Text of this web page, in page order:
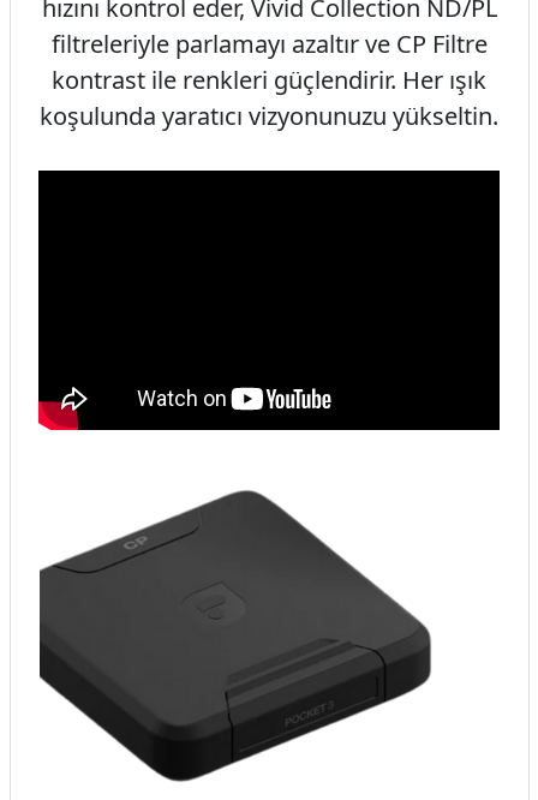
hızını kontrol eder, Vivid Collection ND/PL
filtreleriyle parlamayı azaltır ve CP Filtre
kontrast ile renkleri güçlendirir. Her ışık
koşulunda yaratıcı vizyonunuzu yükseltin.